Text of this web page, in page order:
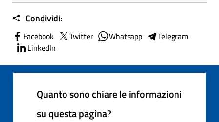
Condividi:
Facebook Twitter Whatsapp
Telegram
LinkedIn
Quanto sono chiare le informazioni
su questa pagina?